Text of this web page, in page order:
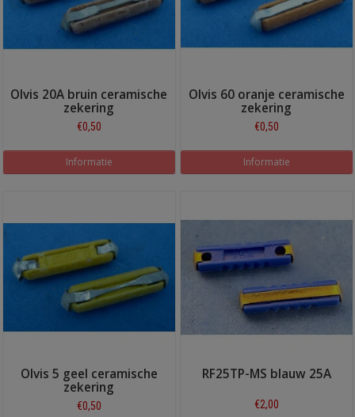
Olvis 20A bruin ceramische
zekering
€0,50
Informatie
Olvis 60 oranje ceramische
zekering
€0,50
Informatie
Olvis 5 geel ceramische
zekering
€0,50
RF25TP-MS blauw 25A
€2,00